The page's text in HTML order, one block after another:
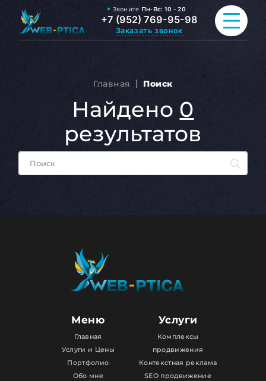
Звоните Пн-Вс: 10 - 20
+7 (952) 769-95-98
Заказать звонок
РАЗРАБОТКА САЙТА
ВСЕ УСЛУГИ
ПОРТФОЛИО
КОНТАКТЫ
Главная Поиск
Найдено 0
результатов
Меню
Главная
Услуги и Цены
Портфолио
Обо мне
Услуги
Комплексы
продвижения
Контекстная реклама
SEO продвижение